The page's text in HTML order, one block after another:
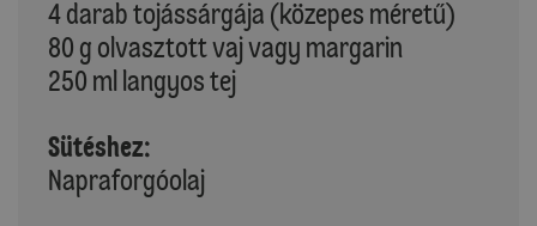
4 darab tojássárgája (közepes méretű)
80 g olvasztott vaj vagy margarin
250 ml langyos tej
Sütéshez:
Napraforgóolaj